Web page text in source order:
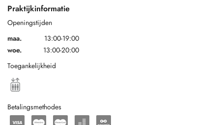
Praktijkinformatie
Openingstijden
maa.
13:00-19:00
woe.
13:00-20:00
Toegankelijkheid
Betalingsmethodes